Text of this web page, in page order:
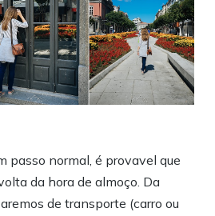
passo normal, é provavel que
da hora de almoço. Da
de transporte (carro ou